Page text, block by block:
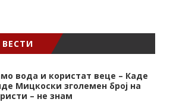
вода и користат веце – Каде
Мицкоски зголемен број на
– не знам